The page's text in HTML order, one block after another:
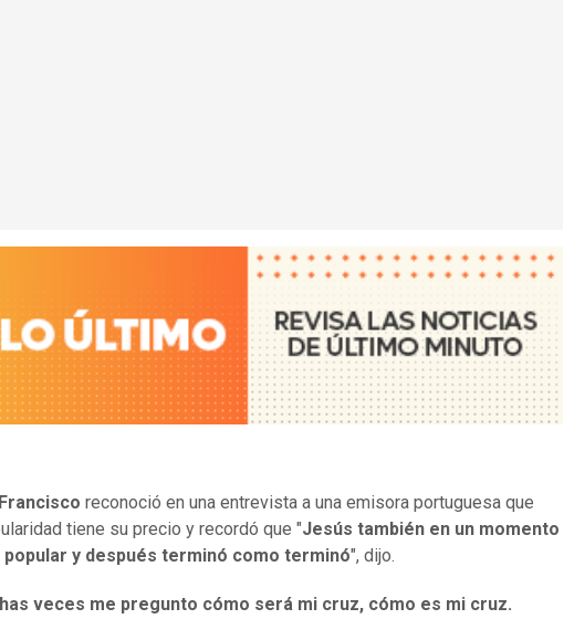
reconoció en una entrevista a una emisora portuguesa que
tiene su precio y recordó que "Jesús también en un momento
popular y después terminó como terminó", dijo.
veces me pregunto cómo será mi cruz, cómo es mi cruz.